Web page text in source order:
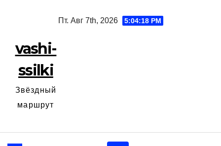
Пт. Авг 7th, 2026 5:04:19 PM
vashi-
ssilki
Звёздный
маршрут